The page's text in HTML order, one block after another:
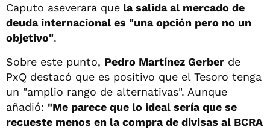
Caputo aseverara que la salida al mercado de
deuda internacional es "una opción pero no un
objetivo".
Sobre este punto, Pedro Martínez Gerber de
PxQ destacó que es positivo que el Tesoro tenga
un "amplio rango de alternativas". Aunque
añadió: "Me parece que lo ideal sería que se
recueste menos en la compra de divisas al BCRA